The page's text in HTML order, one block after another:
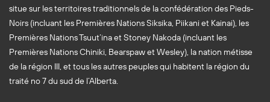
situe sur les territoires traditionnels de la confédération des Pieds-
Noirs (incluant les Premières Nations Siksika, Piikani et Kainai), les
Premières Nations Tsuut’ina et Stoney Nakoda (incluant les
Premières Nations Chiniki, Bearspaw et Wesley), la nation métisse
de la région III, et tous les autres peuples qui habitent la région du
traité no 7 du sud de l’Alberta.